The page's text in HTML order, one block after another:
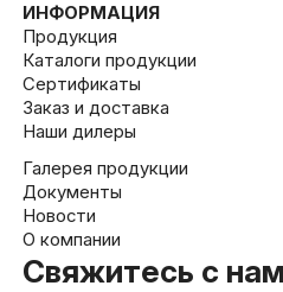
ИНФОРМАЦИЯ
Продукция
Каталоги продукции
Сертификаты
Заказ и доставка
Наши дилеры
Галерея продукции
Документы
Новости
О компании
Свяжитесь с